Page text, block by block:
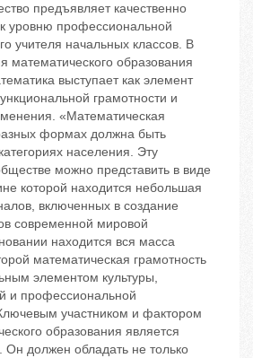
предъявляет качественно
уровню профессиональной
учителя начальных классов. В
математического образования
выступает как элемент
грамотности и
«Математическая
формах должна быть
населения. Эту
можно представить в виде
которой находится небольшая
включенных в создание
современной мировой
находится вся масса
математическая грамотность
элементом культуры,
и профессиональной
участником и фактором
образования является
Он должен обладать не только